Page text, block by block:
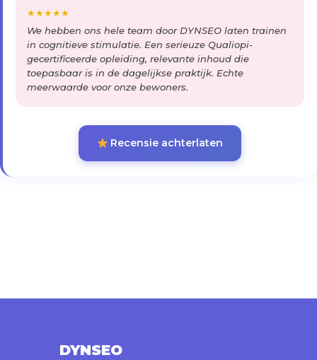
★★★★★
We hebben ons hele team door DYNSEO laten trainen
in cognitieve stimulatie. Een serieuze Qualiopi-
gecertificeerde opleiding, relevante inhoud die
toepasbaar is in de dagelijkse praktijk. Echte
meerwaarde voor onze bewoners.
Recensie achterlaten
DYNSEO